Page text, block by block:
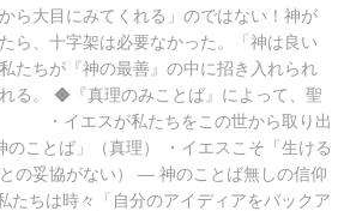
大目にみてくれる」のではない！神が
ら、十字架は必要なかった。「神は良い
たちが『神の最善』の中に招き入れられ
る。 ◆『真理のみことば』によって、聖
・イエスが私たちをこの世から取り出
のことば」（真理） ・イエスこそ「生ける
の妥協がない） ― 神のことば無しの信仰
たちは時々「自分のアイディアをバックア